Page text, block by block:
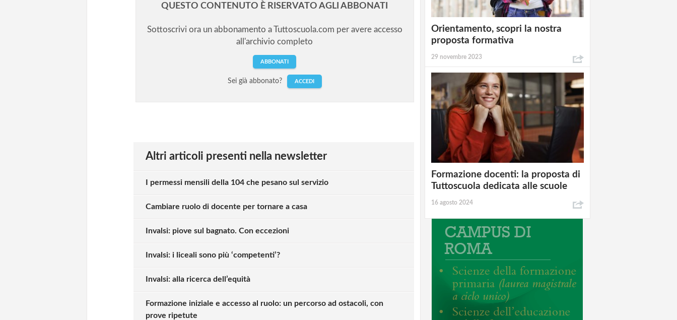
QUESTO CONTENUTO È RISERVATO AGLI ABBONATI
Sottoscrivi ora un abbonamento a Tuttoscuola.com per avere accesso
all'archivio completo
ABBONATI
Sei già abbonato? ACCEDI
Altri articoli presenti nella newsletter
I permessi mensili della 104 che pesano sul servizio
Cambiare ruolo di docente per tornare a casa
Invalsi: piove sul bagnato. Con eccezioni
Invalsi: i liceali sono più ‘competenti’?
Invalsi: alla ricerca dell’equità
Formazione iniziale e accesso al ruolo: un percorso ad ostacoli, con
prove ripetute
Orientamento, scopri la nostra
proposta formativa
29 novembre 2023
Formazione docenti: la proposta di
Tuttoscuola dedicata alle scuole
16 agosto 2024